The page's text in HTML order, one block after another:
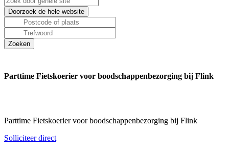
Parttime Fietskoerier voor boodschappenbezorging bij Flink
Parttime Fietskoerier voor boodschappenbezorging bij Flink
Solliciteer direct